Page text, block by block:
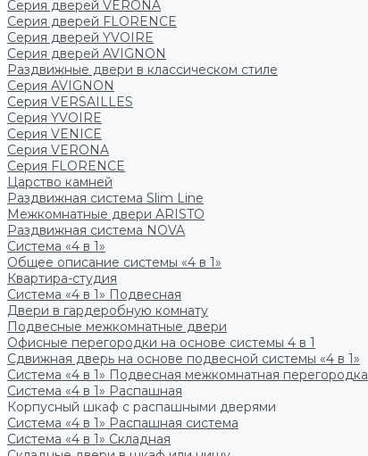
Серия дверей VERONA
Серия дверей FLORENCE
Серия дверей YVOIRE
Серия дверей AVIGNON
Раздвижные двери в классическом стиле
Серия AVIGNON
Серия VERSAILLES
Серия YVOIRE
Серия VENICE
Серия VERONA
Серия FLORENCE
Царство камней
Раздвижная система Slim Line
Межкомнатные двери ARISTO
Раздвижная система NOVA
Система «4 в 1»
Общее описание системы «4 в 1»
Квартира-студия
Система «4 в 1» Подвесная
Двери в гардеробную комнату
Подвесные межкомнатные двери
Офисные перегородки на основе системы 4 в 1
Сдвижная дверь на основе подвесной системы «4 в 1»
Система «4 в 1» Подвесная межкомнатная перегородка
Система «4 в 1» Распашная
Корпусный шкаф с распашными дверями
Система «4 в 1» Распашная система
Система «4 в 1» Складная